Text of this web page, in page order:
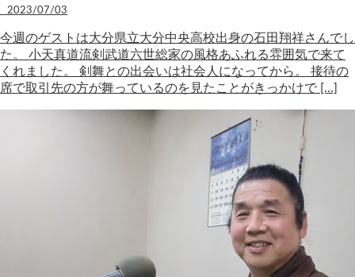
2023/07/03
今週のゲストは大分県立大分中央高校出身の石田翔祥さんでし
た。 小天真道流剣武道六世総家の風格あふれる雰囲気で来て
くれました。 剣舞との出会いは社会人になってから。 接待の
席で取引先の方が舞っているのを見たことがきっかけで […]